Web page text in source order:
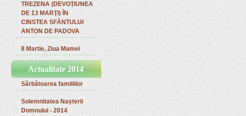
TREZENA (DEVOŢIUNEA
DE 13 MARŢI) ÎN
CINSTEA SFÂNTULUI
ANTON DE PADOVA
8 Martie, Ziua Mamei
Actualitate 2014
Sărbătoarea familiilor
Solemnitatea Nașterii
Domnului - 2014